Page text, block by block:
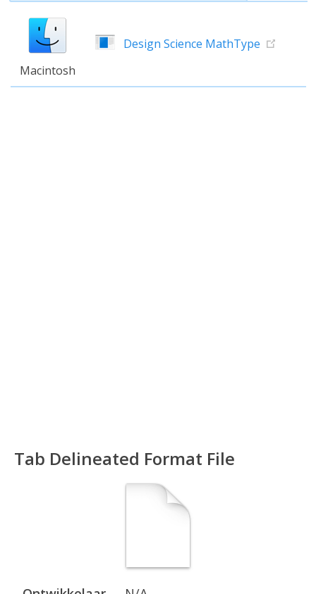
Macintosh
Design Science MathType
Tab Delineated Format File